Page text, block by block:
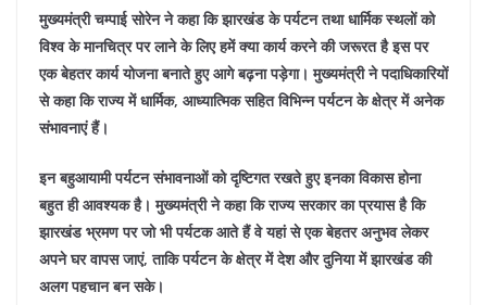
मुख्यमंत्री चम्पाई सोरेन ने कहा कि झारखंड के पर्यटन तथा धार्मिक स्थलों को
विश्व के मानचित्र पर लाने के लिए हमें क्या कार्य करने की जरूरत है इस पर
एक बेहतर कार्य योजना बनाते हुए आगे बढ़ना पड़ेगा। मुख्यमंत्री ने पदाधिकारियों
से कहा कि राज्य में धार्मिक, आध्यात्मिक सहित विभिन्न पर्यटन के क्षेत्र में अनेक
संभावनाएं हैं।
इन बहुआयामी पर्यटन संभावनाओं को दृष्टिगत रखते हुए इनका विकास होना
बहुत ही आवश्यक है। मुख्यमंत्री ने कहा कि राज्य सरकार का प्रयास है कि
झारखंड भ्रमण पर जो भी पर्यटक आते हैं वे यहां से एक बेहतर अनुभव लेकर
अपने घर वापस जाएं, ताकि पर्यटन के क्षेत्र में देश और दुनिया में झारखंड की
अलग पहचान बन सके।